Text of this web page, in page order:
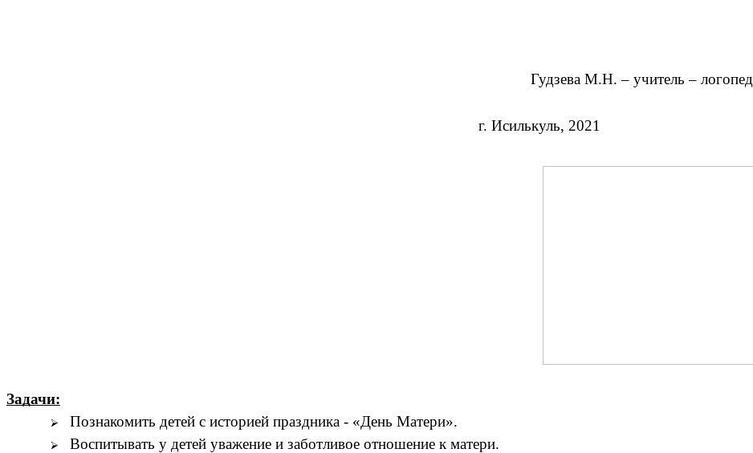
Гудзева М.Н. – учитель – логопед
г. Исилькуль, 2021
Задачи:
Познакомить детей с историей праздника - «День Матери».
Воспитывать у детей уважение и заботливое отношение к матери.